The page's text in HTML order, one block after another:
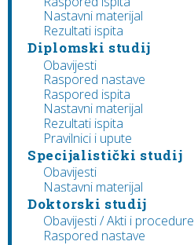
Nastavni materijal
Rezultati ispita
Diplomski studij
Obavijesti
Raspored nastave
Raspored ispita
Nastavni materijal
Rezultati ispita
Pravilnici i upute
Specijalistički studij
Obavijesti
Nastavni materijal
Doktorski studij
Obavijesti / Akti i procedure
Raspored nastave